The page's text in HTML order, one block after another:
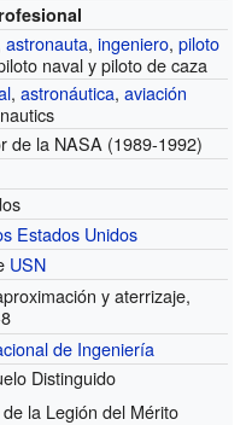
astronauta,ingeniero,piloto
naval y piloto de caza
,astronáutica,aviación
de la NASA (1989-1992)
Estados Unidos
USN
y aterrizaje,
de Ingeniería
Distinguido
la Legión del Mérito